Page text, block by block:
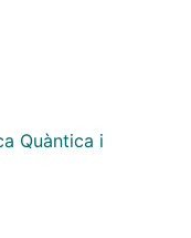
→ K l + l − and B
by 3.2 σ and
Quàntica i